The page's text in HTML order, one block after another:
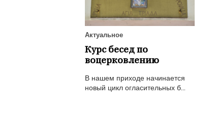
Актуальное
Курс бесед по
воцерковлению
В нашем приходе начинается
новый цикл огласительных б...